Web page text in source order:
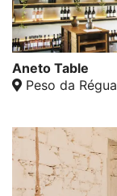
Aneto Table
Peso da Régua